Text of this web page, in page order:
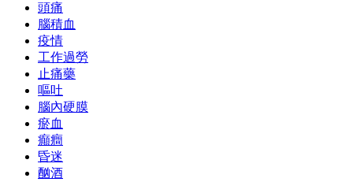
頭痛
腦積血
疫情
工作過勞
止痛藥
嘔吐
腦內硬膜
瘀血
癲癎
昏迷
酗酒